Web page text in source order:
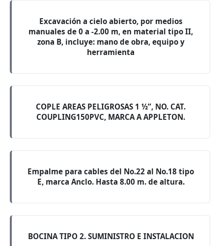
Excavación a cielo abierto, por medios
manuales de 0 a -2.00 m, en material tipo II,
zona B, incluye: mano de obra, equipo y
herramienta
COPLE AREAS PELIGROSAS 1 ½”, NO. CAT.
COUPLING150PVC, MARCA A APPLETON.
Empalme para cables del No.22 al No.18 tipo
E, marca Anclo. Hasta 8.00 m. de altura.
BOCINA TIPO 2. SUMINISTRO E INSTALACION